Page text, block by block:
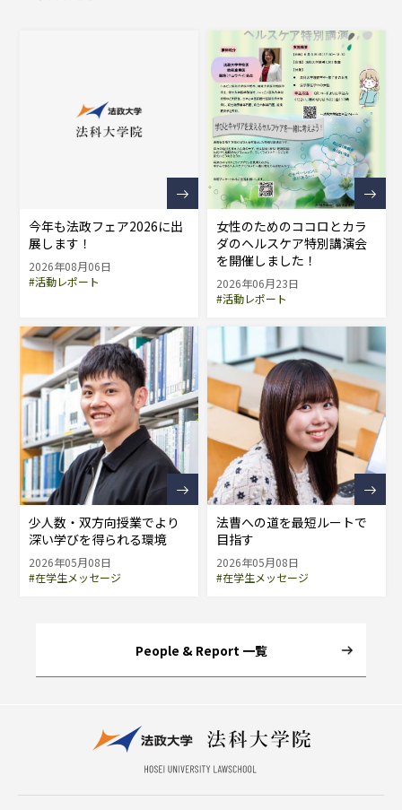
今年も法政フェア2026に出
展します！
2026年08月06日
#活動レポート
女性のためのココロとカラ
ダのヘルスケア特別講演会
を開催しました！
2026年06月23日
#活動レポート
少人数・双方向授業でより
深い学びを得られる環境
2026年05月08日
#在学生メッセージ
法曹への道を最短ルートで
目指す
2026年05月08日
#在学生メッセージ
People & Report 一覧